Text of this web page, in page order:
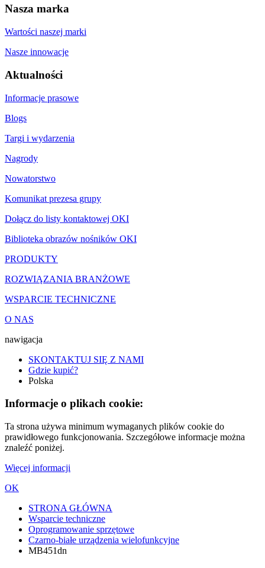
Nasza marka
Wartości naszej marki
Nasze innowacje
Aktualności
Informacje prasowe
Blogs
Targi i wydarzenia
Nagrody
Nowatorstwo
Komunikat prezesa grupy
Dołącz do listy kontaktowej OKI
Biblioteka obrazów nośników OKI
PRODUKTY
ROZWIĄZANIA BRANŻOWE
WSPARCIE TECHNICZNE
O NAS
nawigacja
SKONTAKTUJ SIĘ Z NAMI
Gdzie kupić?
Polska
Informacje o plikach cookie:
Ta strona używa minimum wymaganych plików cookie do
prawidłowego funkcjonowania. Szczegółowe informacje można
znaleźć poniżej.
Więcej informacji
OK
STRONA GŁÓWNA
Wsparcie techniczne
Oprogramowanie sprzętowe
Czarno-białe urządzenia wielofunkcyjne
MB451dn